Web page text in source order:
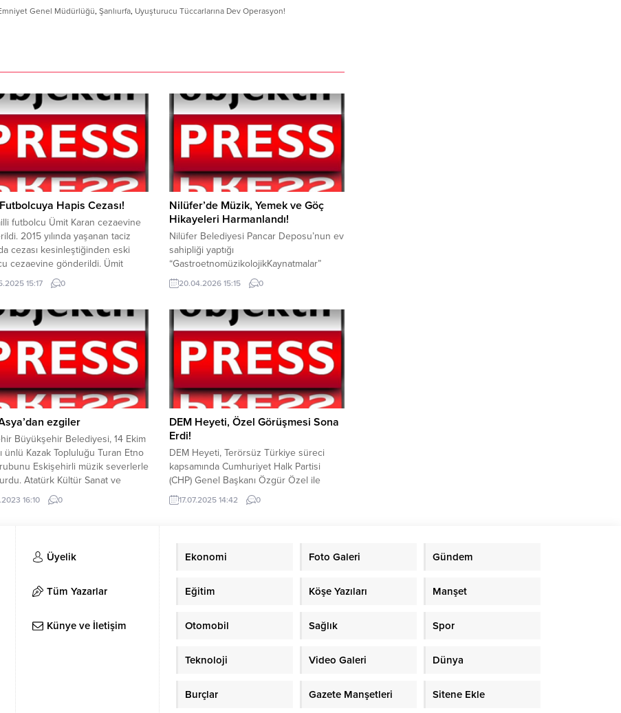
Genel Müdürlüğü, Şanlıurfa, Uyuşturucu Tüccarlarına Dev Operasyon!
Hapis Cezası!
futbolcu Ümit Karan cezaevine
2015 yılında yaşanan taciz
cezası kesinleştiğinden eski
cezaevine gönderildi. Ümit
yılında oturduğu apartmanın
görevlisi İ.A.’ya yönelik cinsel
delil yetersizliği nedeniyle
eden Karan, mağdurun avukatının
sonucu yeniden yargılandı. İstanbul
Adliye...
15:17 0
Nilüfer’de Müzik, Yemek ve Göç
Hikayeleri Harmanlandı!
Nilüfer Belediyesi Pancar Deposu’nun ev
sahipliği yaptığı
“GastroetnomüzikolojikKaynatmalar”
etkinliğinde, yemeğin sosyolojisi ve göç
hikayeleri konuşuldu. Etkinlikte,hamur
yerinden, Çerkez sürgününün
mutfakkültürüne yansımalarına kadar pek
çok konu ele alındı. Nilüfer Belediyesi
tarafından düzenlenen, Prof. Dr. Özlem
Doğuş Varlı’nın kurgusu ve sunumuyla
gerçekleşen “Gastroetnomüzikolojik
Kaynatmalar” programının bu ayki
20.04.2026 15:15 0
ezgiler
Büyükşehir Belediyesi, 14 Ekim
ünlü Kazak Topluluğu Turan Etno
Eskişehirli müzik severlerle
Atatürk Kültür Sanat ve
Merkezi’nde sahne alan grup
yoğun ilgisini topladı. 2008
kurduğu ekip beş kişiden
ve Kazakistan’ın yerel çalgıları
yerel müziklerini icra ediyor....
16:10 0
DEM Heyeti, Özel Görüşmesi Sona
Erdi!
DEM Heyeti, Terörsüz Türkiye süreci
kapsamında Cumhuriyet Halk Partisi
(CHP) Genel Başkanı Özgür Özel ile
görüştü. CHP Genel Merkezinde
gerçekleşen görüşmeye DEM Heyetinde
töreninden sonra geldiğimiz aşamalar,
konularını değerlendirdik. Önemli...
17.07.2025 14:42 0
Üyelik
Tüm Yazarlar
Künye ve İletişim
Ekonomi Foto Galeri Gündem
Eğitim Köşe Yazıları Manşet
Otomobil Sağlık Spor
Teknoloji Video Galeri Dünya
Burçlar Gazete Manşetleri Sitene Ekle